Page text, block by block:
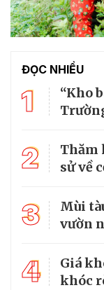
ĐỌC NHIỀU
1
“Kho
2
Thăm
sử về
3
Mùi
vườn
4
Giá
khóc